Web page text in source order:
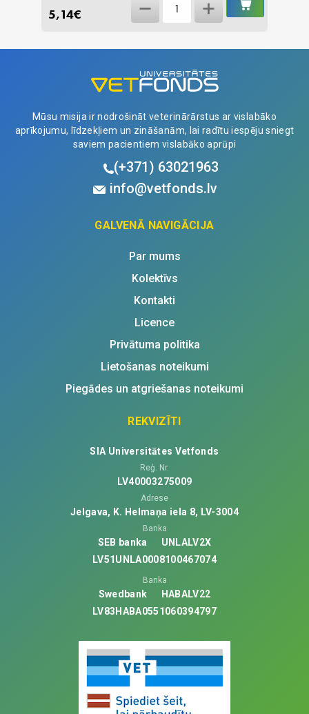
GROZĀ
5,14€
ID
b/m
quantity
Mūsu misija ir nodrošināt veterinārārstus ar vislabāko
aprīkojumu, līdzekļiem un zināšanām, lai radītu iespēju sniegt
saviem pacientiem vislabāko aprūpi
(+371) 63021963
info@vetfonds.lv
GALVENĀ NAVIGĀCIJA
Par mums
Kolektīvs
Kontakti
Licence
Privātuma politika
Lietošanas noteikumi
Piegādes un atgriešanas noteikumi
REKVIZĪTI
SIA Universitātes Vetfonds
Reģ. Nr.
LV40003275009
Adrese
Jelgava, K. Helmaņa iela 8, LV-3004
Banka
SEB banka
UNLALV2X
LV51UNLA0008100467074
Banka
Swedbank
HABALV22
LV83HABA0551060394797